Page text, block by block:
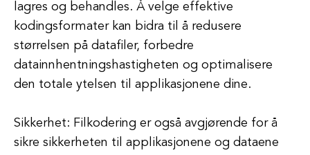
lagres og behandles. Å velge effektive
kodingsformater kan bidra til å redusere
størrelsen på datafiler, forbedre
datainnhentningshastigheten og optimalisere
den totale ytelsen til applikasjonene dine.
Sikkerhet: Filkodering er også avgjørende for å
sikre sikkerheten til applikasjonene og dataene